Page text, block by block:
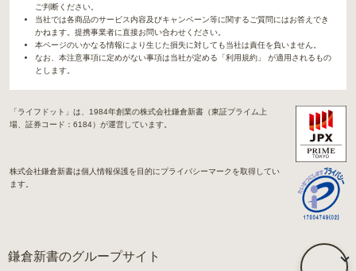
ご判断ください。
当社では各商品のサービス内容及びキャンペーン等に関するご質問にはお答えでき
かねます。提携事業者に直接お問い合わせください。
本ページのいかなる情報により生じた損失に対しても当社は責任を負いません。
なお、本注意事項に定めがない事項は当社が定める「利用規約」 が適用されるもの
とします。
「ライフドット」は、1984年創業の株式会社鎌倉新書（東証プライム上
場、証券コード：6184）が運営しています。
株式会社鎌倉新書は個人情報保護を目的にプライバシーマークを取得してい
ます。
鎌倉新書のグループサイト